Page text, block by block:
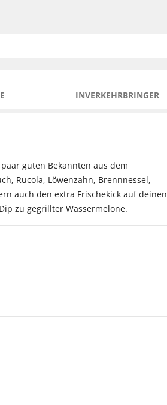
INVERKEHRBRINGER
guten Bekannten aus dem
Rucola, Löwenzahn, Brennnessel,
auch den extra Frischekick auf deinen
zu gegrillter Wassermelone.